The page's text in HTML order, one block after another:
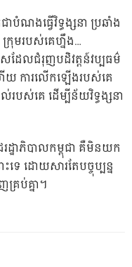
បំណង​ធ្វើ​វិទ្ធង្សនា ប្រឆាំង
រុម​របស់គេ​ហ្នឹង​…
េស​ដែល​ជំរុញ​​បដិវត្តន៍វប្បធម៌
ការលើកឡើង​របស់គេ​
បស់គេ ដើម្បី​ន័យ​វិទ្ធង្សនា​
រដ្ឋាភិបាល​កម្ពុជា គឺ​មិន​យក
េ ដោយសារតែ​បច្ចុប្បន្ន
រប់គ្នា​។​